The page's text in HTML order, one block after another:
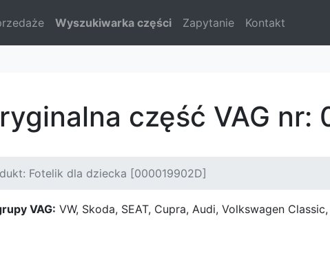
Wyszukiwarka części Zapytanie Kontakt
część VAG nr:
Fotelik dla dziecka [000019902D]
VAG: VW, Skoda, SEAT, Cupra, Audi, Volkswagen